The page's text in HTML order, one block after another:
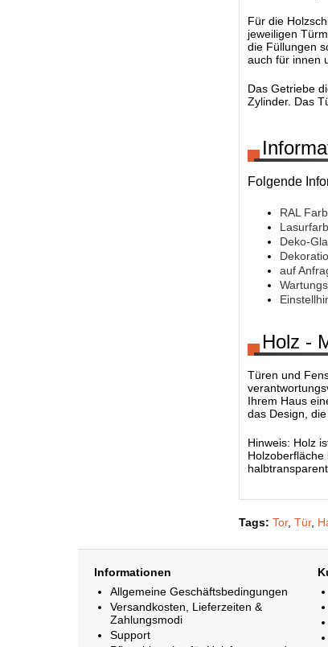
Für die
jeweiligen
die Füllungen
auch für innen
Das Getriebe
Zylinder. Das
Folgende
RAL
Deko-
auf
Holz -
Türen und
Ihrem Haus
das Design,
Hinweis: Holz
Tags: Tor, Tür,
Informationen
Allgemeine Geschäftsbedingungen
Versandkosten, Lieferzeiten &
Zahlungsmodi
Support